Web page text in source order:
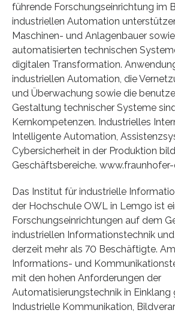
führende Forschungseinrichtung im
industriellen Automation
Maschinen- und Anlagenbauer
automatisierten technischen
digitalen Transformation.
industriellen Automation, die
und Überwachung sowie die
Gestaltung technischer Systeme
Kernkompetenzen. Industrielles
Intelligente Automation,
Cybersicherheit in der Produktion
Geschäftsbereiche.
Das Institut für industrielle
der Hochschule OWL in Lemgo ist
Forschungseinrichtungen auf dem
industriellen Informationstechnik
derzeit mehr als 70 Beschäftigte.
Informations- und
mit den hohen Anforderungen der
Automatisierungstechnik in Einklang
Industrielle Kommunikation,